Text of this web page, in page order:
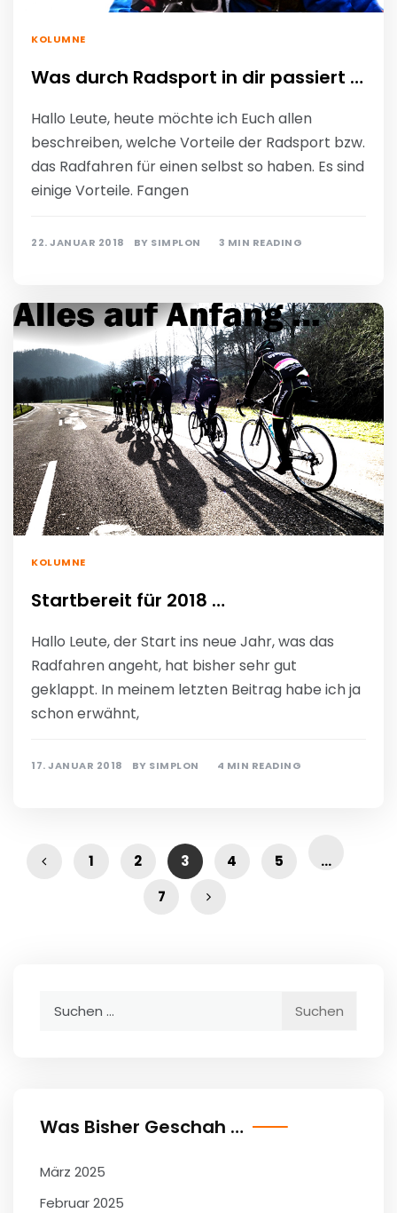
KOLUMNE
Was durch Radsport in dir passiert …
Hallo Leute, heute möchte ich Euch allen
beschreiben, welche Vorteile der Radsport bzw.
das Radfahren für einen selbst so haben. Es sind
einige Vorteile. Fangen
22. JANUAR 2018 BY SIMPLON 3 MIN READING
KOLUMNE
Startbereit für 2018 …
Hallo Leute, der Start ins neue Jahr, was das
Radfahren angeht, hat bisher sehr gut
geklappt. In meinem letzten Beitrag habe ich ja
schon erwähnt,
17. JANUAR 2018 BY SIMPLON 4 MIN READING
1 2 3 4 5
…
7
Was Bisher Geschah …
März 2025
Februar 2025